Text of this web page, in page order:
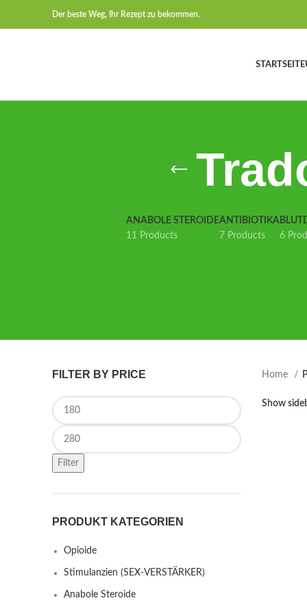
Der beste Weg, Ihr Rezept zu bekommen.
STARTSEITE
ANABOLE STEROIDE
11 Products
ANTIBIOTIKA
7 Products
6
FILTER BY PRICE
Min price
Max price
Filter
PRODUKT KATEGORIEN
Opioide
Stimulanzien (SEX-VERSTÄRKER)
Anabole Steroide
Home
Show